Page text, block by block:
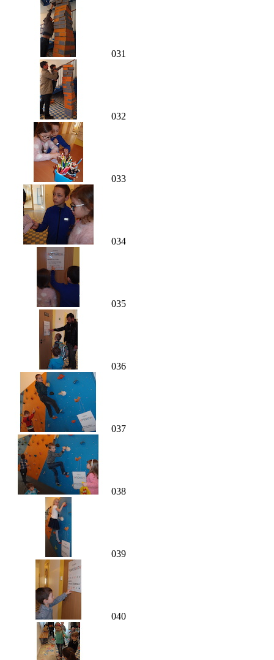
031
032
033
034
035
036
037
038
039
040